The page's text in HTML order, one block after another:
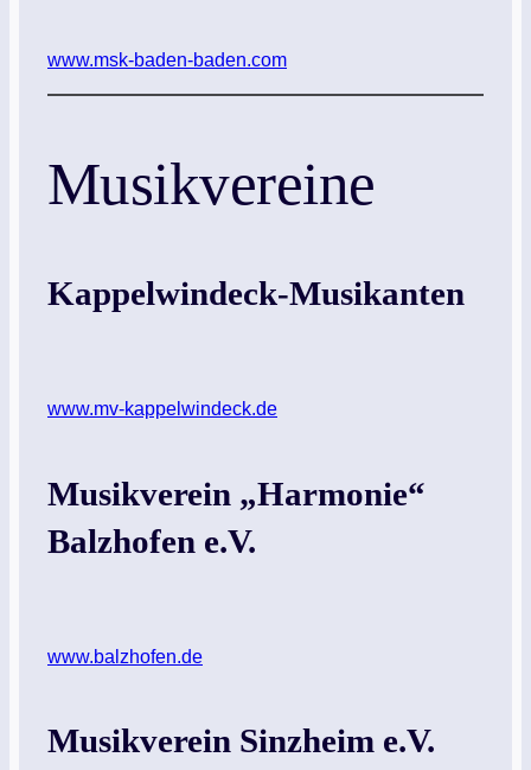
www.msk-baden-baden.com
Musikvereine
Kappelwindeck-Musikanten
www.mv-kappelwindeck.de
Musikverein „Harmonie“
Balzhofen e.V.
www.balzhofen.de
Musikverein Sinzheim e.V.